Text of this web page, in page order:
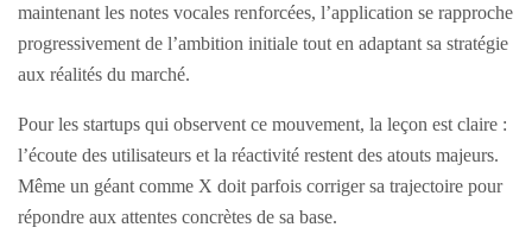
maintenant les notes vocales renforcées, l’application se rapproche
progressivement de l’ambition initiale tout en adaptant sa stratégie
aux réalités du marché.
Pour les startups qui observent ce mouvement, la leçon est claire :
l’écoute des utilisateurs et la réactivité restent des atouts majeurs.
Même un géant comme X doit parfois corriger sa trajectoire pour
répondre aux attentes concrètes de sa base.